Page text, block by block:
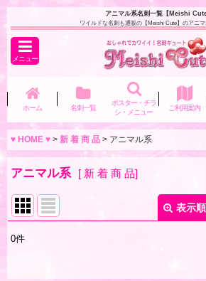
アニマル系名刺一覧【Meishi Cute
ワイルドな名刺も通販の【Meishi Cute】のアニ
メニュー
ホーム 名刺一覧
ポスター・チラ
シ・メニュー
ご利用案内
♥ HOME ♥ > 新 着 商 品 > アニマル系
アニマル系 [ 新 着 商 品]
表示
0件